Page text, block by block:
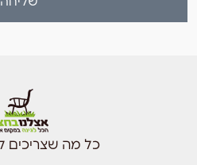
שליחה
כל מה שצריכים